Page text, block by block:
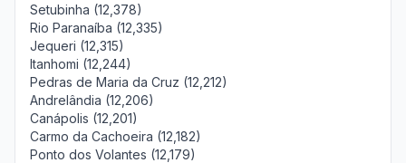
Setubinha (12,378)
Rio Paranaíba (12,335)
Jequeri (12,315)
Itanhomi (12,244)
Pedras de Maria da Cruz (12,212)
Andrelândia (12,206)
Canápolis (12,201)
Carmo da Cachoeira (12,182)
Ponto dos Volantes (12,179)